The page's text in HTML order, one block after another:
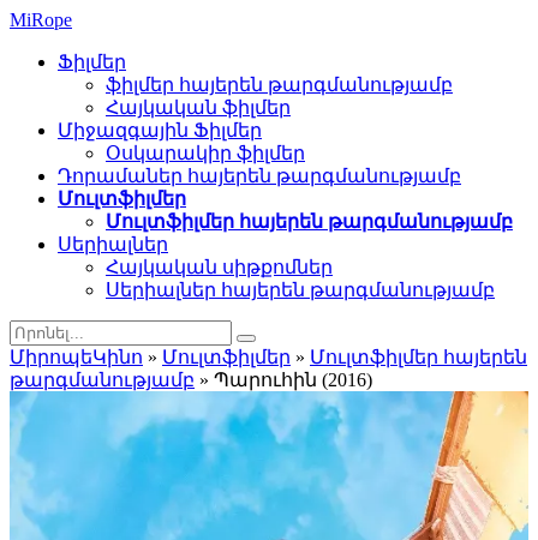
MiRope
Ֆիլմեր
ֆիլմեր հայերեն թարգմանությամբ
Հայկական ֆիլմեր
Միջազգային Ֆիլմեր
Օսկարակիր ֆիլմեր
Դորամաներ հայերեն թարգմանությամբ
Մուլտֆիլմեր
Մուլտֆիլմեր հայերեն թարգմանությամբ
Սերիալներ
Հայկական սիթքոմներ
Սերիալներ հայերեն թարգմանությամբ
ՄիրոպեԿինո » Մուլտֆիլմեր » Մուլտֆիլմեր հայերեն
թարգմանությամբ » Պարուհին (2016)